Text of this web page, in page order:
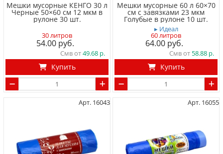
Мешки мусорные КЕНГО 30 л
Черные 50×60 см 12 мкм в
рулоне 30 шт.
30 литров
54.00
Смв от49.68
Купить
Мешки мусорные 60 л 60×70
см с завязками 23 мкм
Голубые в рулоне 10 шт.
▸ Идеал
60 литров
64.00
Смв от 58.88
Купить
Арт. 16043 Арт. 16055